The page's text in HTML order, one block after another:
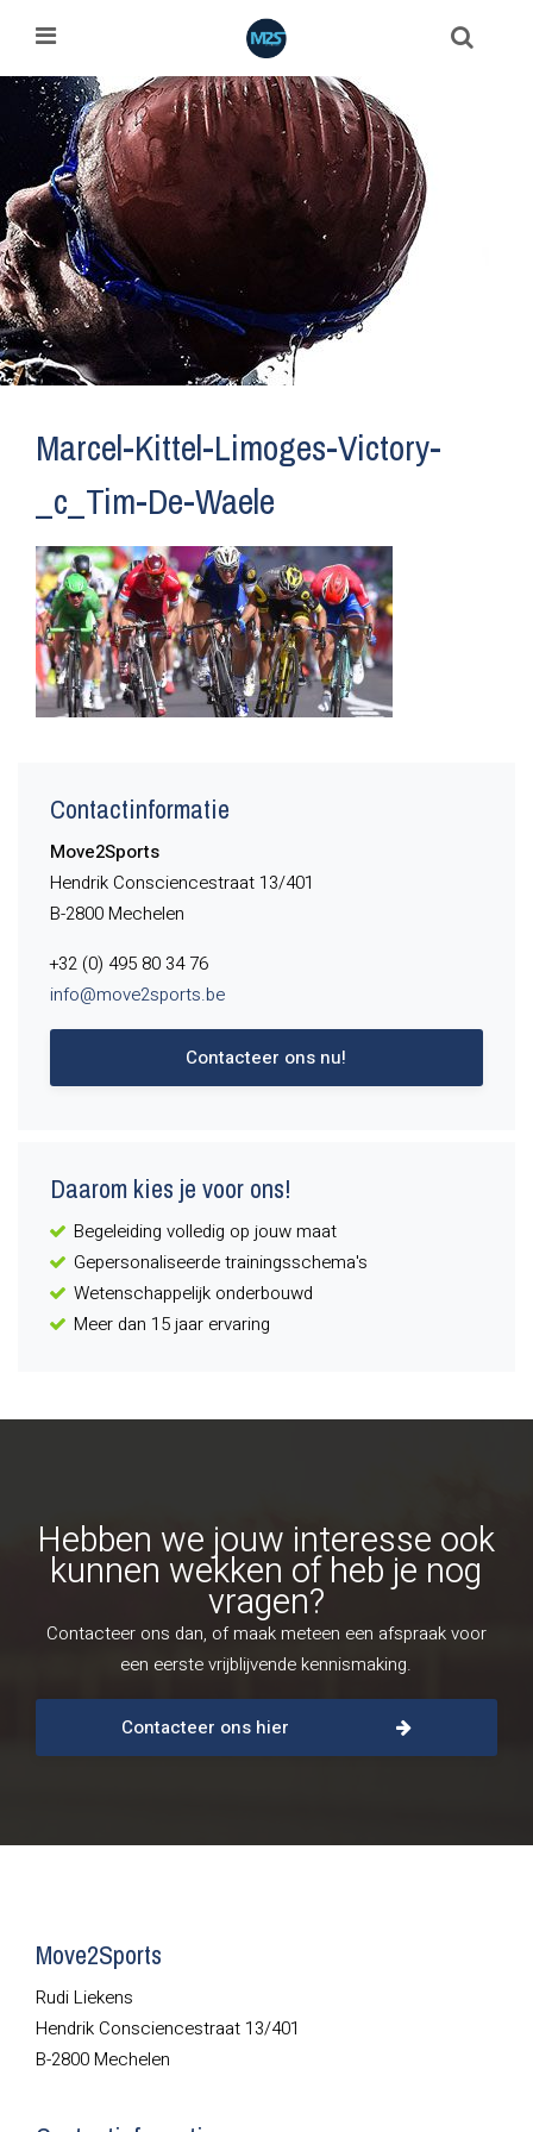
Marcel-Kittel-Limoges-Victory-
_c_Tim-De-Waele
Contactinformatie
Move2Sports
Hendrik Consciencestraat 13/401
B-2800 Mechelen
+32 (0) 495 80 34 76
info@move2sports.be
Contacteer ons nu!
Daarom kies je voor ons!
Begeleiding volledig op jouw maat
Gepersonaliseerde trainingsschema's
Wetenschappelijk onderbouwd
Meer dan 15 jaar ervaring
Hebben we jouw interesse ook
kunnen wekken of heb je nog
vragen?
Contacteer ons dan, of maak meteen een afspraak voor
een eerste vrijblijvende kennismaking.
Contacteer ons hier
Move2Sports
Rudi Liekens
Hendrik Consciencestraat 13/401
B-2800 Mechelen